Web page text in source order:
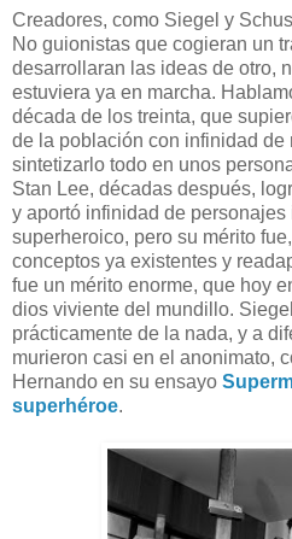
Creadores, como Siegel y
No guionistas que cogieran un
desarrollaran las ideas de otro,
estuviera ya en marcha.
década de los treinta, que
de la población con infinidad de
sintetizarlo todo en unos
Stan Lee, décadas después,
y aportó infinidad de
superheroico, pero su mérito
conceptos ya existentes y
fue un mérito enorme, que hoy
dios viviente del mundillo.
prácticamente de la nada, y a
murieron casi en el anonimato,
Hernando en su ensayo
superhéroe.